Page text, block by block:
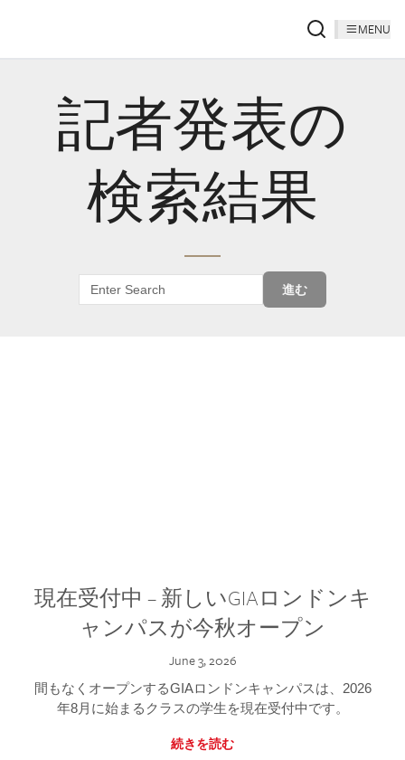
MENU
記者発表の
検索結果
進む
現在受付中 – 新しいGIAロンドンキ
ャンパスが今秋オープン
June 3, 2026
間もなくオープンするGIAロンドンキャンパスは、2026
年8月に始まるクラスの学生を現在受付中です。
続きを読む